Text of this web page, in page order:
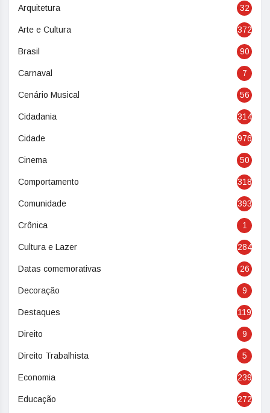
Arquitetura 32
Arte e Cultura 372
Brasil 90
Carnaval 7
Cenário Musical 56
Cidadania 314
Cidade 976
Cinema 50
Comportamento 318
Comunidade 393
Crônica 1
Cultura e Lazer 284
Datas comemorativas 26
Decoração 9
Destaques 119
Direito 9
Direito Trabalhista 5
Economia 239
Educação 272